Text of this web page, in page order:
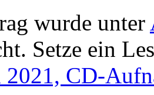
wurde unter
Setze ein
CD-